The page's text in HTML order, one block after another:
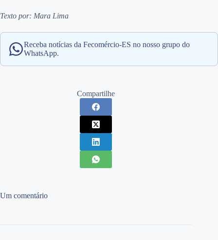
Texto por: Mara Lima
Receba notícias da Fecomércio-ES no nosso grupo do
WhatsApp.
Compartilhe
Um comentário